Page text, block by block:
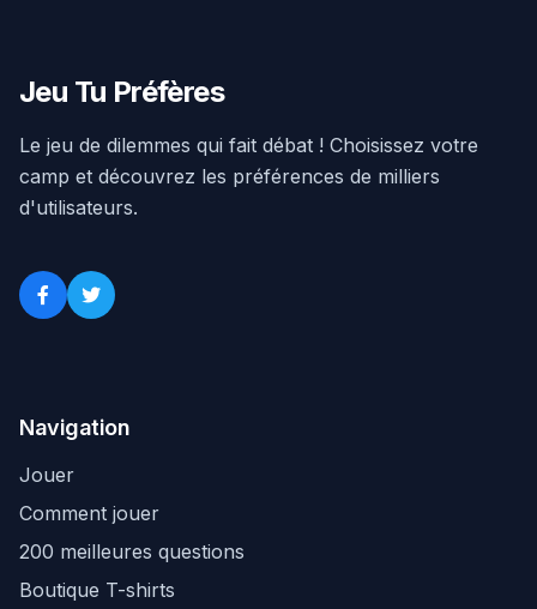
Jeu Tu Préfères
Le jeu de dilemmes qui fait débat ! Choisissez votre
camp et découvrez les préférences de milliers
d'utilisateurs.
Navigation
Jouer
Comment jouer
200 meilleures questions
Boutique T-shirts